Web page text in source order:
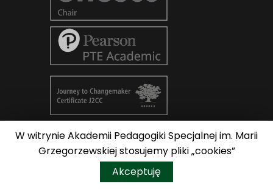
© Copyright 2026AKADEMIA
PEDAGOGIKI SPECJALNEJ im. Marii
Grzegorzewskiej
W witrynie Akademii Pedagogiki Specjalnej im. Marii
Grzegorzewskiej stosujemy pliki „cookies”
Akceptuję